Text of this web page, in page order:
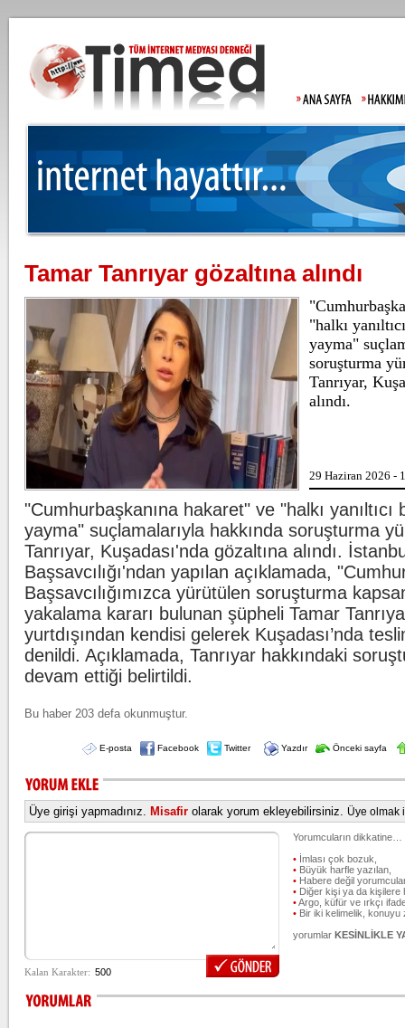
Tamar Tanrıyar gözaltına alındı
"halkı
yayma"
soruşturma
Tanrıyar,
alındı.
29 Haziran 2026 -
"Cumhurbaşkanına hakaret" ve "halkı yanıltıcı
yayma" suçlamalarıyla hakkında soruşturma
Tanrıyar, Kuşadası'nda gözaltına alındı.
Başsavcılığı'ndan yapılan açıklamada,
Başsavcılığımızca yürütülen soruşturma
yakalama kararı bulunan şüpheli Tamar
yurtdışından kendisi gelerek Kuşadası’nda
denildi. Açıklamada, Tanrıyar hakkındaki
devam ettiği belirtildi.
Bu haber 203 defa okunmuştur.
E-posta Facebook Twitter Yazdır Önceki sayfa
Üye girişi yapmadınız. Misafir olarak yorum ekleyebilirsiniz. Üye olmak
Yorumcuların dikkatine…
• İmlası çok bozuk,
• Büyük harfle yazılan,
• Habere değil
• Diğer kişi ya da kişilere
•Argo, küfür ve ırkçı
• Bir iki kelimelik, konuyu
yorumlar KESİNLİKLE
Beşiktaş'ta
Oğuzhan Uğur